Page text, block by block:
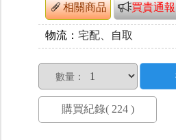
相關商品 買貴通報
物流： 宅配、自取
數量：